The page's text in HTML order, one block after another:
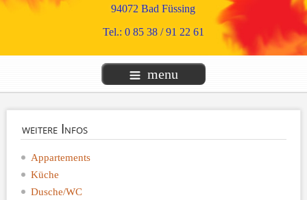
94072 Bad Füssing
Tel.: 0 85 38 / 91 22 61
menu
weitereInfos
Appartements
Küche
Dusche/WC